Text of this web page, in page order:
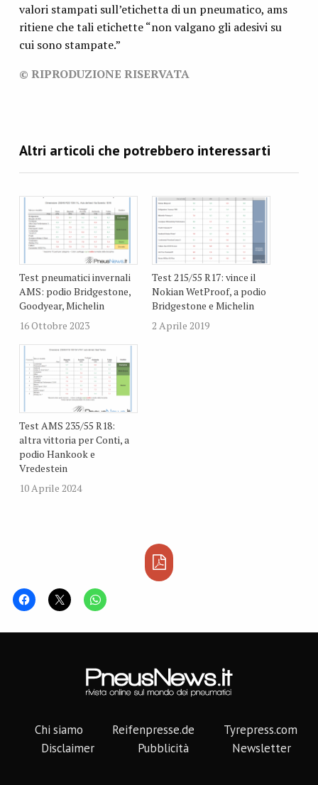
valori stampati sull’etichetta di un pneumatico, ams
ritiene che tali etichette “non valgano gli adesivi su
cui sono stampate.”
© RIPRODUZIONE RISERVATA
Test pneumatici invernali
AMS: podio Bridgestone,
Goodyear, Michelin
16 Ottobre 2023
Test 215/55 R17: vince il
Nokian WetProof, a podio
Bridgestone e Michelin
2 Aprile 2019
Test AMS 235/55 R18:
altra vittoria per Conti, a
podio Hankook e
Vredestein
10 Aprile 2024
Chi siamo Reifenpresse.de
Tyrepress.com
Disclaimer
Pubblicità Newsletter